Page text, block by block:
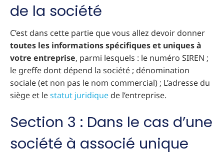
de la société
C’est dans cette partie que vous allez devoir donner
toutes les informations spécifiques et uniques à
votre entreprise, parmi lesquels : le numéro SIREN ;
le greffe dont dépend la société ; dénomination
sociale (et non pas le nom commercial) ; L’adresse du
siège et lestatut juridique de l’entreprise.
Section 3 : Dans le cas d’une
société à associé unique